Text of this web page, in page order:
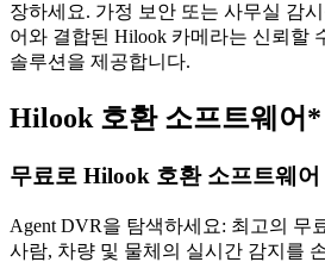
장하세요. 가정 보안 또는 사무실 감
어와 결합된 Hilook 카메라는 신뢰할
솔루션을 제공합니다.
Hilook 호환 소프트웨어*
무료로 Hilook 호환 소프트웨어
Agent DVR을 탐색하세요: 최고의 무
사람, 차량 및 물체의 실시간 감지를